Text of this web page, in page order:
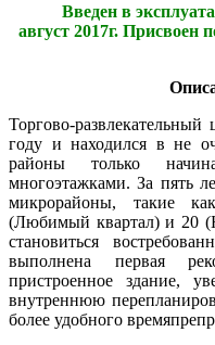
Введен в
август 2017г.
Торгово-
году и находился в не
районы только
многоэтажками. За пять
микрорайоны, такие
(Любимый квартал) и 20
становиться
выполнена первая
пристроенное здание,
внутреннюю
более удобного